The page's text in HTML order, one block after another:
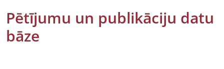
Pētījumu un publikāciju datu
bāze